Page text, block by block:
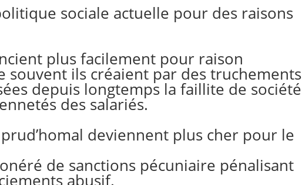
sociale actuelle pour des raisons
plus facilement pour raison
souvent ils créaient par des truchements
depuis longtemps la faillite de société
des salariés.
deviennent plus cher pour le
de sanctions pécuniaire pénalisant
abusif.